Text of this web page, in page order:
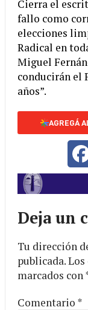
Cierra el
fallo como
elecciones
Radical en
Miguel
conducirán el
años”.
AGREGÁ
Deja un
Tu dirección
publicada.
marcados con
Comentario *